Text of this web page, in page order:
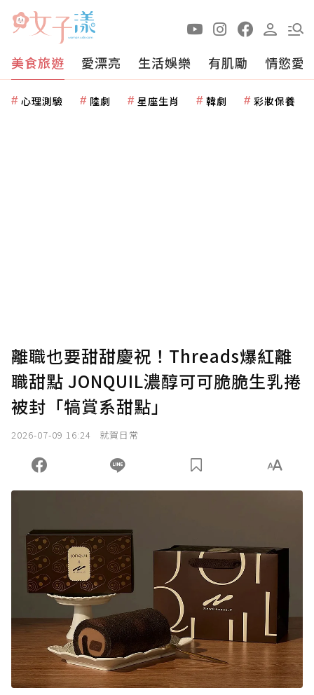
美食旅遊 愛漂亮 生活娛樂 有肌勵 情慾愛
心理測驗 陸劇 星座生肖 韓劇 彩妝保養
離職也要甜甜慶祝！Threads爆紅離
職甜點 JONQUIL濃醇可可脆脆生乳捲
被封「犒賞系甜點」
2026-07-09 16:24 就賀日常